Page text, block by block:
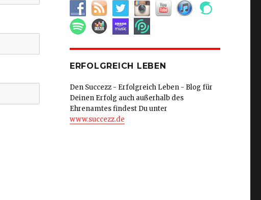
ERFOLGREICH LEBEN
Den Succezz - Erfolgreich Leben - Blog für
Deinen Erfolg auch außerhalb des
Ehrenamtes findest Du unter
www.succezz.de